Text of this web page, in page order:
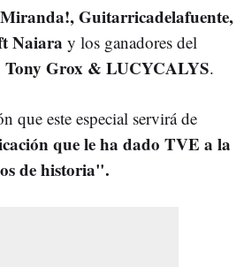
Miranda!, Guitarricadelafuente,
Naiara y los ganadores del
Tony Grox & LUCYCALYS.
que este especial servirá de
que le ha dado TVE a la
de historia".